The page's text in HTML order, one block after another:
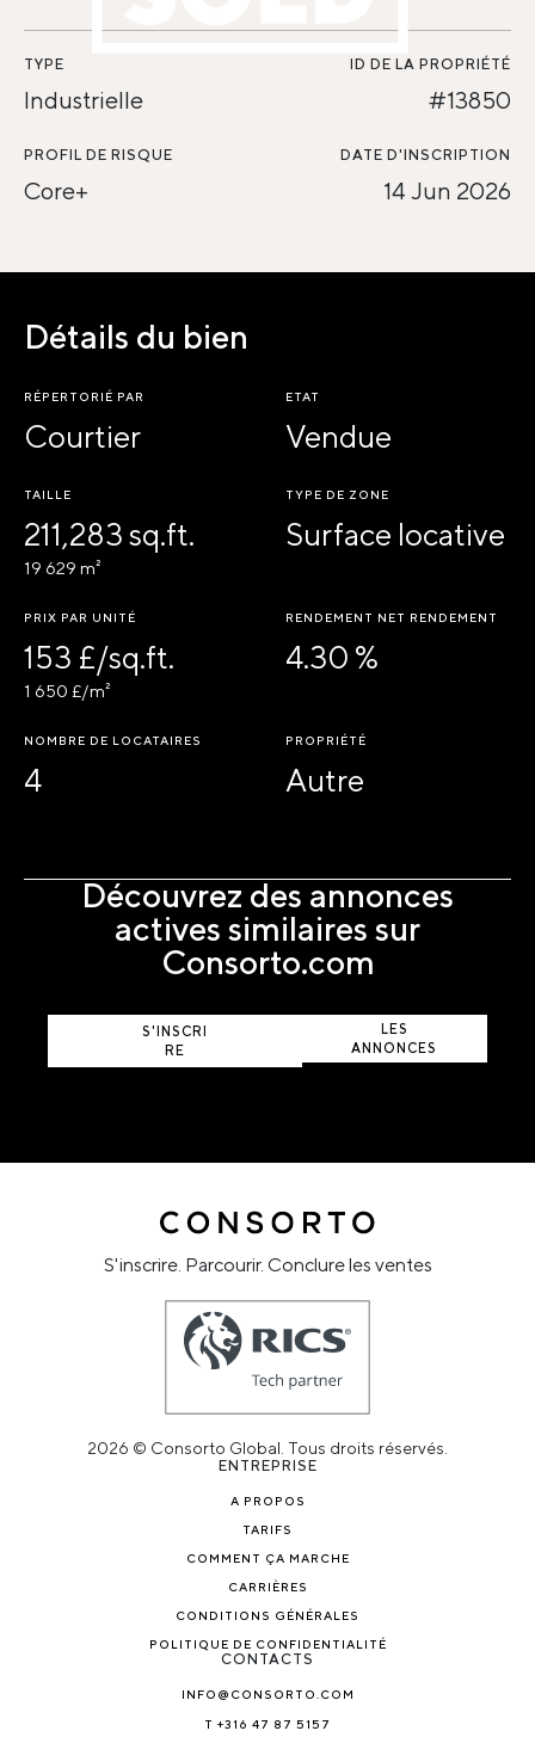
TYPE
Industrielle
ID DE LA PROPRIÉTÉ
#13850
PROFIL DE RISQUE
Core+
DATE D'INSCRIPTION
14 Jun 2026
Détails du bien
RÉPERTORIÉ PAR
Courtier
ETAT
Vendue
TAILLE
211,283 sq.ft.
19 629 m²
TYPE DE ZONE
Surface locative
PRIX PAR UNITÉ
153 £/sq.ft.
1 650 £/m²
RENDEMENT NET RENDEMENT
4.30 %
NOMBRE DE LOCATAIRES
4
PROPRIÉTÉ
Autre
Découvrez des annonces
actives similaires sur
Consorto.com
S'INSCRI
RE
LES
ANNONCES
ACTIVES
S'inscrire. Parcourir. Conclure les ventes
2026 © Consorto Global. Tous droits réservés.
ENTREPRISE
A PROPOS
TARIFS
COMMENT ÇA MARCHE
CARRIÈRES
CONDITIONS GÉNÉRALES
POLITIQUE DE CONFIDENTIALITÉ
CONTACTS
INFO@CONSORTO.COM
T +316 47 87 5157